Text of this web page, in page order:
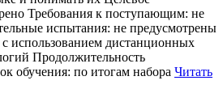
Требования к поступающим: не
испытания: не предусмотрены
использованием дистанционных
Продолжительность
обучения: по итогам набора Читать